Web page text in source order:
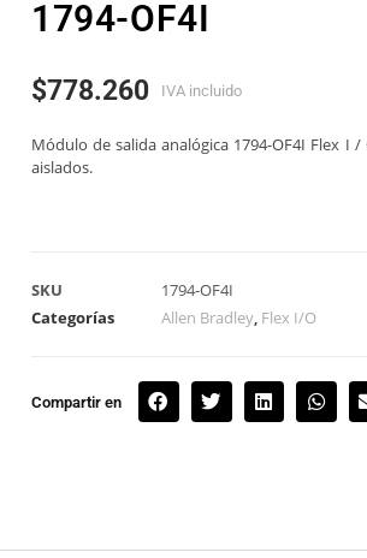
1794-OF4I
$778.260 IVA incluido
Módulo de salida analógica 1794-OF4I Flex I
aislados.
SKU
1794-OF4I
Categorías
Allen Bradley, Flex I/O
Compartir en